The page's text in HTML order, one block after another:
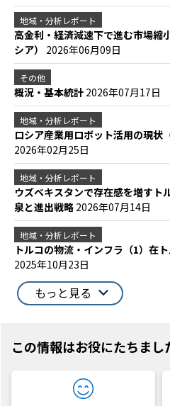
地域・分析レポート
高金利・経済減速下で進む市場縮
シア） 2026年06月09日
その他
概況・基本統計 2026年07月17日
地域・分析レポート
ロシア産業用ロボット活用の現状
2026年02月25日
地域・分析レポート
ウズベキスタンで存在感を増すト
泉と進出戦略 2026年07月14日
地域・分析レポート
トルコの物流・インフラ（1）在
2025年10月23日
もっと見る
この情報はお役にたちまし